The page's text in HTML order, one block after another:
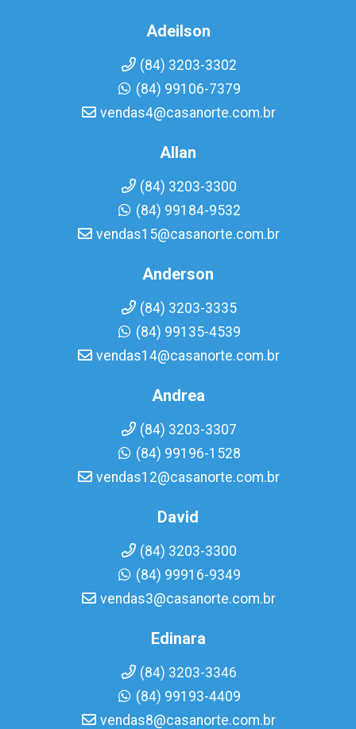
Adeilson
(84) 3203-3302
(84) 99106-7379
vendas4@casanorte.com.br
Allan
(84) 3203-3300
(84) 99184-9532
vendas15@casanorte.com.br
Anderson
(84) 3203-3335
(84) 99135-4539
vendas14@casanorte.com.br
Andrea
(84) 3203-3307
(84) 99196-1528
vendas12@casanorte.com.br
David
(84) 3203-3300
(84) 99916-9349
vendas3@casanorte.com.br
Edinara
(84) 3203-3346
(84) 99193-4409
vendas8@casanorte.com.br